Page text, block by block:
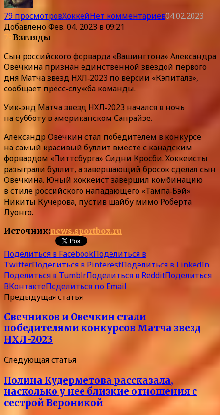
79 просмотровХоккейНет комментариев04.02.2023
ДобавленоФев. 04, 2023 в 09:21
79Взгляды
Сын российского форварда «Вашингтона» Александра
Овечкина признан единственной звездой первого
дня Матча звезд НХЛ‑2023 по версии «Кэпиталз»,
сообщает пресс‑служба команды.
Уик‑энд Матча звезд НХЛ‑2023 начался в ночь
на субботу в американском Санрайзе.
Александр Овечкин стал победителем в конкурсе
на самый красивый буллит вместе с канадским
форвардом «Питтсбурга» Сидни Кросби. Хоккеисты
разыграли буллит, а завершающий бросок сделал сын
Овечкина. Юный хоккеист завершил комбинацию
в стиле российского нападающего «Тампа‑Бэй»
Никиты Кучерова, пустив шайбу мимо Роберта
Луонго.
Источник:news.sportbox.ru
Поделиться в FacebookПоделиться в
TwitterПоделиться в PinterestПоделиться в LinkedIn
Поделиться в TumblrПоделиться в RedditПоделиться
ВКонтактеПоделиться по Email
Предыдущая статья
Свечников и Овечкин стали
победителями конкурсов Матча звезд
НХЛ-2023
Следующая статья
Полина Кудерметова рассказала,
насколько у нее близкие отношения с
сестрой Вероникой